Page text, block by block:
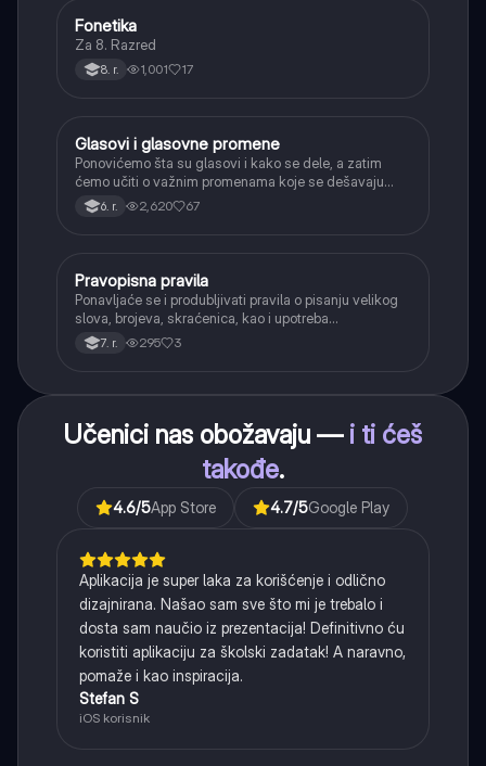
Srpski jezik
Fonetika
Za 8. Razred
8. r. 1,001 17
Srpski jezik
Glasovi i glasovne promene
Ponovićemo šta su glasovi i kako se dele, a zatim
ćemo učiti o važnim promenama koje se dešavaju
kada se glasovi nađu jedan pored drugog u rečima
(npr. jednačenje suglasnika po zvučnosti i mestu
6. r. 2,620 67
Srpski jezik
Pravopisna pravila
Ponavljaće se i produbljivati pravila o pisanju velikog
slova, brojeva, skraćenica, kao i upotreba
interpunkcije, sa posebnim fokusom na zarez u
složenoj rečenici.
7. r. 295 3
Učenici nas obožavaju — i ti ćeš
takođe.
4.6/5App Store 4.7/5Google Play
Aplikacija je super laka za korišćenje i odlično
dizajnirana. Našao sam sve što mi je trebalo i
dosta sam naučio iz prezentacija! Definitivno ću
koristiti aplikaciju za školski zadatak! A naravno,
pomaže i kao inspiracija.
Stefan S
iOS korisnik